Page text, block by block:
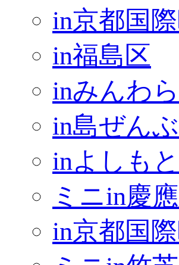
in京都国
in福島区
inみんわ
in島ぜん
inよしもと
ミニin慶
in京都国